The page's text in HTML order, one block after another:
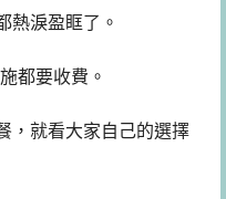
熱淚盈眶了。
都要收費。
，就看大家自己的選擇